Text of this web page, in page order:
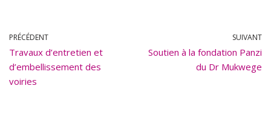
b
o
o
PRÉCÉDENT
Travaux d’entretien et
d’embellissement des
voiries
SUIVANT
Soutien à la fondation Panzi
du Dr Mukwege